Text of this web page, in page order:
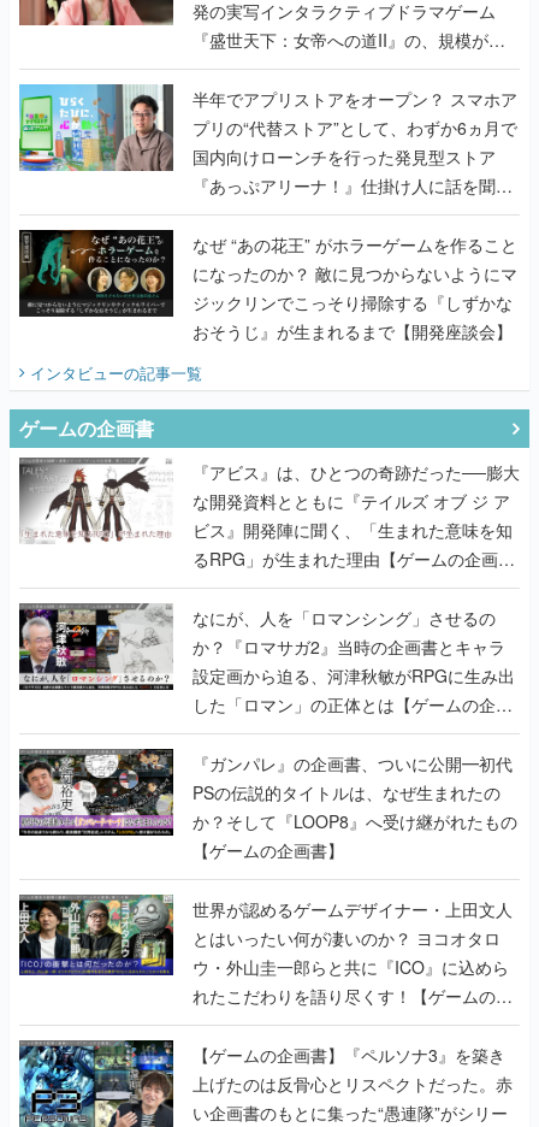
発の実写インタラクティブドラマゲーム
『盛世天下：女帝への道II』の、規模が違
うこだわりをプロデューサーに聞いた
半年でアプリストアをオープン？ スマホア
プリの“代替ストア”として、わずか6ヵ月で
国内向けローンチを行った発見型ストア
『あっぷアリーナ！』仕掛け人に話を聞い
てみた
なぜ “あの花王” がホラーゲームを作ること
になったのか？ 敵に見つからないようにマ
ジックリンでこっそり掃除する『しずかな
おそうじ』が生まれるまで【開発座談会】
インタビューの記事一覧
ゲームの企画書
『アビス』は、ひとつの奇跡だった──膨大
な開発資料とともに『テイルズ オブ ジ ア
ビス』開発陣に聞く、「生まれた意味を知
るRPG」が生まれた理由【ゲームの企画
書】
なにが、人を「ロマンシング」させるの
か？『ロマサガ2』当時の企画書とキャラ
設定画から迫る、河津秋敏がRPGに生み出
した「ロマン」の正体とは【ゲームの企画
書】
『ガンパレ』の企画書、ついに公開━初代
PSの伝説的タイトルは、なぜ生まれたの
か？そして『LOOP8』へ受け継がれたもの
【ゲームの企画書】
世界が認めるゲームデザイナー・上田文人
とはいったい何が凄いのか？ ヨコオタロ
ウ・外山圭一郎らと共に『ICO』に込めら
れたこだわりを語り尽くす！【ゲームの企
画書】
【ゲームの企画書】『ペルソナ3』を築き
上げたのは反骨心とリスペクトだった。赤
い企画書のもとに集った“愚連隊”がシリー